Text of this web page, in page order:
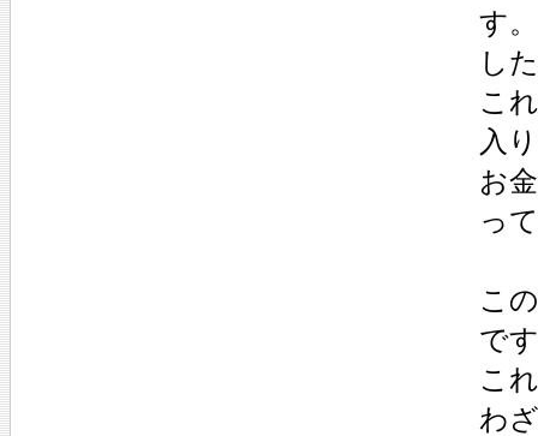
す
し
こ
入
お
っ
こ
で
こ
わ